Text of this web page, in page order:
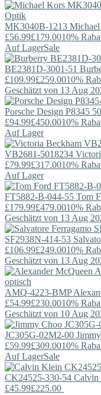
MK3040B-1213
£56.99£179.0010%
Auf LagerSale
BE2381D-3001-51
£109.99£259.0010%
Geschätzt von 13 Aug
Porsche Design P8345
£94.99£450.0010%
Auf Lager
VB2681-5018234
£79.99£317.0010%
Auf Lager
FT5882-B-044-55 Tom
£179.99£479.0010%
Geschätzt von 13 Aug
SF2938N-414-53
£106.99£249.0010%
Geschätzt von 13 Aug
AMQ-4223-BMP
£54.99£230.0010%
Geschätzt von 10 Aug
JC305G-02M2-00
£59.99£309.0010%
Auf LagerSale
CK24525-330-54 Calvin
£45.99£225.00